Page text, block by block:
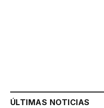
ÚLTIMAS NOTICIAS